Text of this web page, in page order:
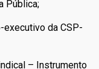
Pública;
da CSP-
– Instrumento